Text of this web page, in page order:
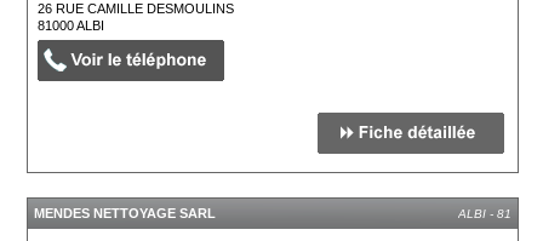
26 RUE CAMILLE DESMOULINS
81000ALBI
MENDES NETTOYAGE SARL ALBI - 81